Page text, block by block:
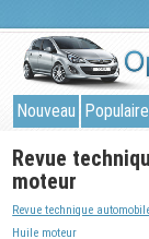
Nouveau Populaire
Revue
moteur
Revue technique
Huile moteur